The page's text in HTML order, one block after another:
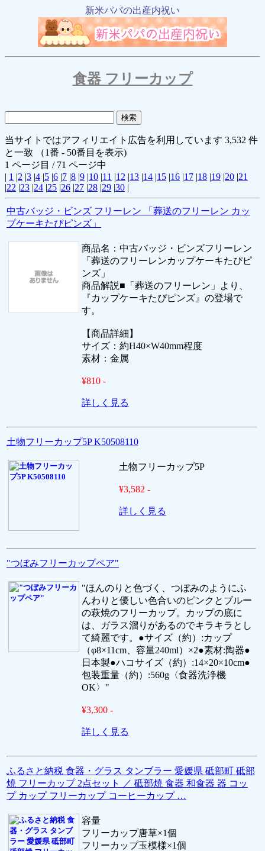
新米パパの出産内祝い
食器 フリーカップ
当サイトではアフィリエイト広告を利用しています 3,532 件
と一致 （1番 - 50番目を表示)
1 ページ目 / 71 ページ中
| 1 |2 |3 |4 |5 |6 |7 |8 |9 |10 |11 |12 |13 |14 |15 |16 |17 |18 |19 |20 |21
|22 |23 |24 |25 |26 |27 |28 |29 |30 |
中古バッジ・ビンズ フリーレン 「葬送のフリーレン カッ
プケーキたぴピンズ」
商品名：中古バッジ・ビンズフリーレン
「葬送のフリーレンカップケーキたぴピ
ンズ」
商品解説■「葬送のフリーレン」より、
『カップケーキたぴピンズ』の登場で
す。
【商品詳細】
サイズ：約H40×W40mm程度
素材：金属
¥810 -
詳しく見る
土物フリーカップ5P K50508110
土物フリーカップ5P
¥3,582 -
詳しく見る
"つぼみフリーカップペア"
"ほんのりと色づく、つぼみのようにふ
んわりと優しい色合いのピンクとブルー
の萩焼のフリーカップ。カップの底に
は、ガラス溜りがあるのでキラキラとし
て綺麗です。●サイズ（約）:カップ
（φ8×11cm、容量240ml）×2●素材:陶器●
日本製●ハコサイズ（約）:14×20×10cm●
包装重量（約）:560g〈食器洗浄機
OK〉"
¥3,300 -
詳しく見る
ふるさと納税 食器・グラス タンブラー 愛媛県 砥部町 砥部
焼 フリーカップ 2点セット ／ 砥部焼 食器 和食器 器 コッ
プ カップ フリーカップ コーヒーカップ …
容量
フリーカップ唐草×1個
フリーカップ玉模様×1個